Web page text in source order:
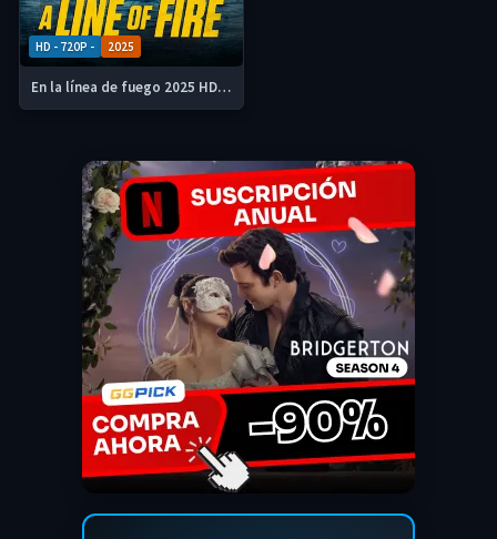
HD - 720P - 2025
En la línea de fuego 2025 HD 720p y 1080p Latino